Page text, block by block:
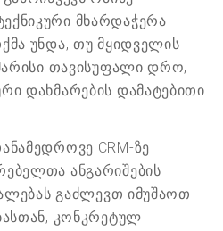
მხარდაჭერა
უნდა, თუ მყიდველის
თავისუფალი დრო,
დახმარების დამატებითი
CRM-ზე
ანგარიშების
გაძლევთ იმუშაოთ
კონკრეტულ